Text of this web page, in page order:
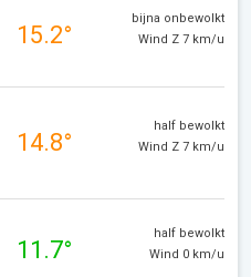
15.2°
bijna onbewolkt
Wind Z 7 km/u
14.8°
half bewolkt
Wind Z 7 km/u
11.7°
half bewolkt
Wind 0 km/u